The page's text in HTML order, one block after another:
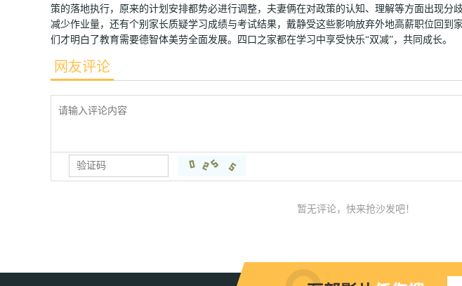
策的落地执行，原来的计划安排都势必进行调整，夫妻俩在对政策的认知、理解等方面出现分
减少作业量，还有个别家长质疑学习成绩与考试结果，戴静受这些影响放弃外地高薪职位回到
们才明白了教育需要德智体美劳全面发展。四口之家都在学习中享受快乐“双减”，共同成长。
网友评论
暂无评论，快来抢沙发吧！